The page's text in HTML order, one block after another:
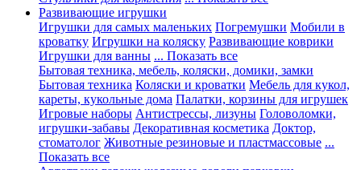
Развивающие игрушки
Игрушки для самых маленьких Погремушки Мобили в
кроватку Игрушки на коляску Развивающие коврики
Игрушки для ванны ... Показать все
Бытовая техника, мебель, коляски, домики, замки
Бытовая техника Коляски и кроватки Мебель для кукол,
кареты, кукольные дома Палатки, корзины для игрушек
Игровые наборы Антистрессы, лизуны Головоломки,
игрушки-забавы Декоративная косметика Доктор,
стоматолог Животные резиновые и пластмассовые ...
Показать все